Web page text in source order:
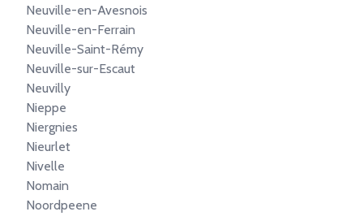
Neuville-en-Avesnois
Neuville-en-Ferrain
Neuville-Saint-Rémy
Neuville-sur-Escaut
Neuvilly
Nieppe
Niergnies
Nieurlet
Nivelle
Nomain
Noordpeene